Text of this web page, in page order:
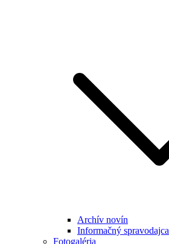
Archív novín
Informačný spravodajca
Fotogaléria